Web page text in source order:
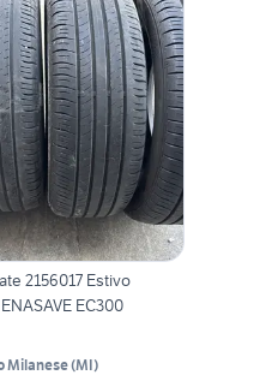
2156017 Estivo
EC300
Milanese(MI)